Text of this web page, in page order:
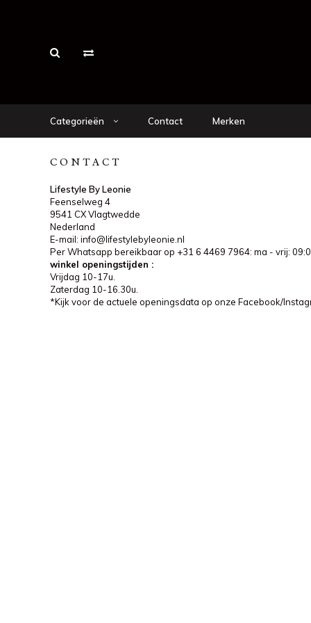
Categorieën Contact Merken
CONTACT
Lifestyle By Leonie
Feenselweg 4
9541 CX Vlagtwedde
Nederland
E-mail: info@lifestylebyleonie.nl
Per Whatsapp bereikbaar op +31 6 4469 7964: ma - vrij:
winkel openingstijden :
Vrijdag 10-17u.
Zaterdag 10-16.30u.
*Kijk voor de actuele openingsdata op onze Facebook/